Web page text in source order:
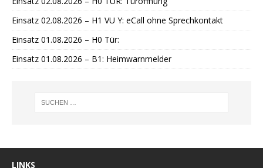
Einsatz 02.08.2026 – H1 VU Y: eCall ohne Sprechkontakt
Einsatz 01.08.2026 – H0 Tür:
Einsatz 01.08.2026 – B1: Heimwarnmelder
LINKS